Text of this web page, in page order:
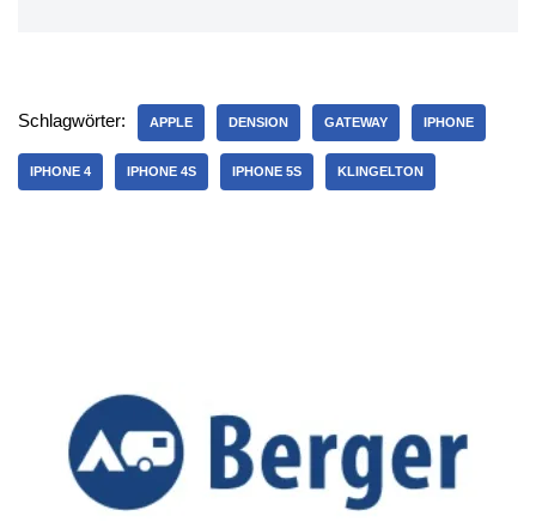
Schlagwörter: APPLE DENSION GATEWAY IPHONE
IPHONE 4 IPHONE 4S IPHONE 5S KLINGELTON